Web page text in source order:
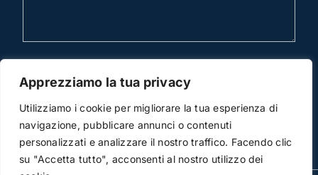
Apprezziamo la tua privacy
Utilizziamo i cookie per migliorare la tua esperienza di
navigazione, pubblicare annunci o contenuti
personalizzati e analizzare il nostro traffico. Facendo clic
su "Accetta tutto", acconsenti al nostro utilizzo dei
invia mail